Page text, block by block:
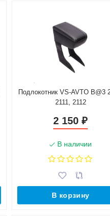
Подлокотник VS-AVTO B@3
2111, 2112
2 150₽
В наличии
В корзину